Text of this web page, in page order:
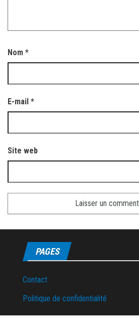
Nom *
E-mail *
Site web
PAGES
Contact
Politique de confidentialité